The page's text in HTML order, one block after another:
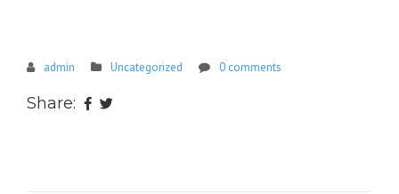
admin Uncategorized 0 comments
Share: